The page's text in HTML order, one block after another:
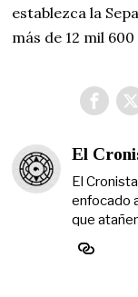
establezca la
más de 12 mil
El
El
enfocado
que